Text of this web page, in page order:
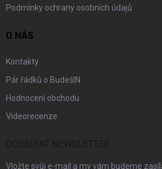
Podmínky ochrany osobních údajů
O NÁS
Kontakty
Pár řádků o BudešIN
Hodnocení obchodu
Videorecenze
Vložte svůj e-mail a my vám budeme